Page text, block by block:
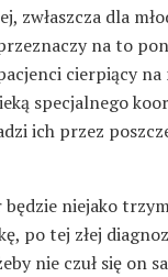
zwłaszcza dla
na to
cierpiący
specjalnego
ich przez
niejako
po tej złej
nie czuł się on